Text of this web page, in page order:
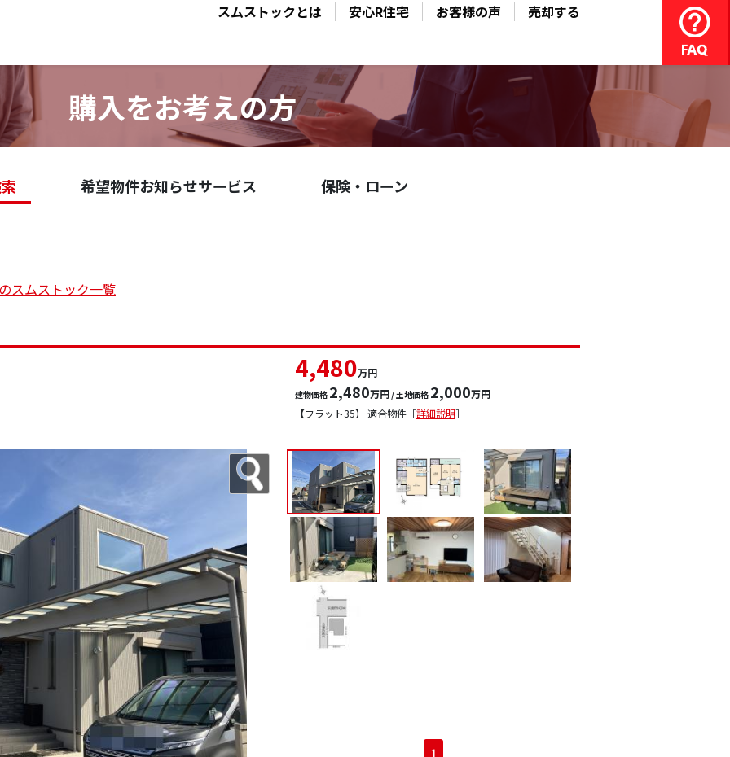
スムストックとは 安心R住宅 お客様の声 売却する
購入をお考えの方
希望物件お知らせサービス 保険・ローン
スムストック一覧
4,480万円
建物価格 2,480万円 / 土地価格 2,000万円
【フラット35】 適合物件［詳細説明］
1